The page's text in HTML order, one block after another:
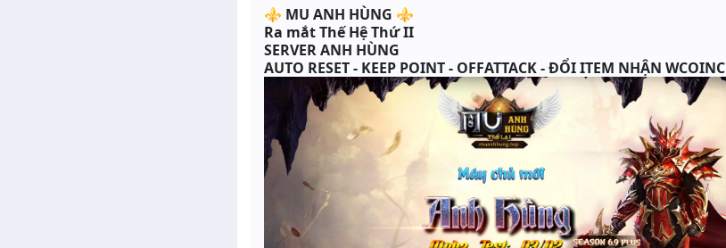
⚜ MU ANH HÙNG ⚜
Ra mắt Thế Hệ Thứ II
SERVER ANH HÙNG
AUTO RESET - KEEP POINT - OFFATTACK - ĐỔI ITEM NHẬN WCOINC